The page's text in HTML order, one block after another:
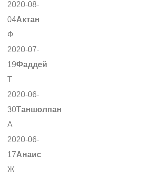
2020-08-
04Актан
Ф
2020-07-
19Фаддей
Т
2020-06-
30Таншолпан
А
2020-06-
17Анаис
Ж